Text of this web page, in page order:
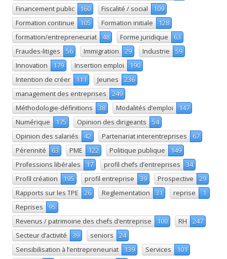
Financement public
160 Fiscalité / social
109
Formation continue
105 Formation initiale
128
formation/entrepreneuriat
48 Forme juridique
63
Fraudes-litiges
56 Immigration 29 Industrie
59
Innovation
179 Insertion emploi
190
Intention de créer
111 Jeunes
236
management des entreprises
249
Méthodologie-définitions
38 Modalités d’emploi
147
Numérique
175 Opinion des dirigeants
54
Opinion des salariés
42 Partenariat interentreprises
67
Pérennité
63 PME 122 Politique publique
149
Professions libérales
17 profil chefs d’entreprises
34
Profil création
195 profil entreprise 39 Prospective
29
Rapports sur les TPE
26 Reglementation 31 reprise
1
Reprises
95
Revenus / patrimoine des chefs d’entreprise
100 RH
247
Secteur d’activité
39 seniors
24
Sensibilisation à l’entrepreneuriat
139 Services
101